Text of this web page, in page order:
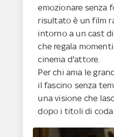
emozionare senza
risultato è un film
intorno a un cast
che regala
cinema d'attore.
Per chi ama le
il fascino senza
una visione che
dopo i titoli di coda.